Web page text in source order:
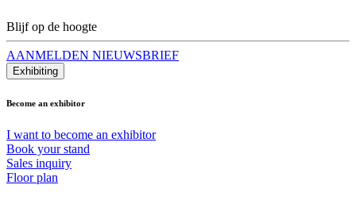
Blijf op de hoogte
AANMELDEN NIEUWSBRIEF
Exhibiting
Become an exhibitor
I want to become an exhibitor
Book your stand
Sales inquiry
Floor plan